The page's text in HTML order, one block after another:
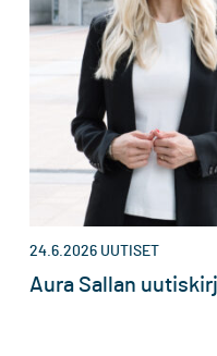
24.6.2026 UUTISET
Aura Sallan